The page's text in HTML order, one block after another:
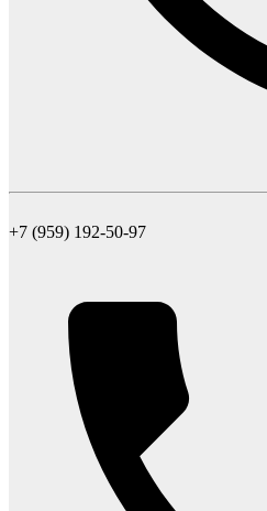
+7 (959) 192-50-97